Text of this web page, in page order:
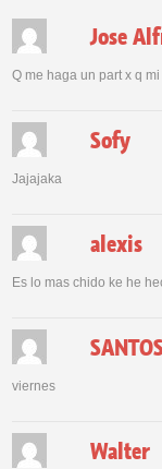
Jose
Q me haga un part x q
Sofy
Jajajaka
alexis
Es lo mas chido ke he
viernes
Walter